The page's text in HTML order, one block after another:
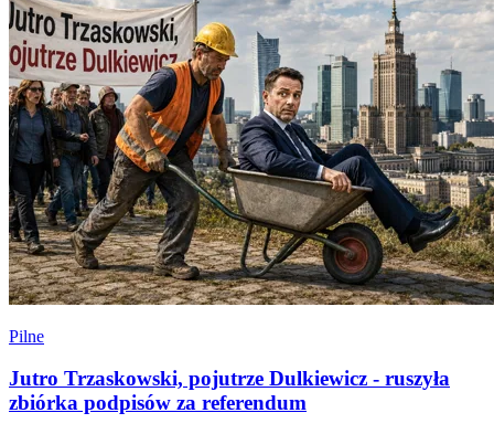
Pilne
Jutro Trzaskowski, pojutrze Dulkiewicz - ruszyła
zbiórka podpisów za referendum